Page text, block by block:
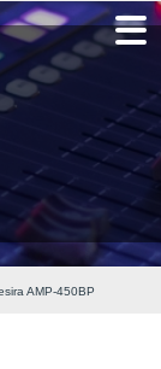
EN
特
機
特
モ
ル
ル
ム
概
要
営
所
社
沿
革
採
情
報
AMP-450BP